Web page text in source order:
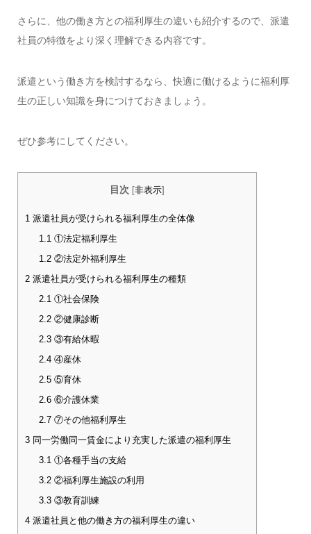
さらに、他の働き方との福利厚生の違いも紹介するので、派遣
社員の特徴をより深く理解できる内容です。
派遣という働き方を検討するなら、快適に働けるように福利厚
生の正しい知識を身につけておきましょう。
ぜひ参考にしてください。
目次 [非表示]
1 派遣社員が受けられる福利厚生の全体像
1.1 ①法定福利厚生
1.2②法定外福利厚生
2派遣社員が受けられる福利厚生の種類
2.1 ①社会保険
2.2②健康診断
2.3③有給休暇
2.4④産休
2.5⑤育休
2.6⑥介護休業
2.7⑦その他福利厚生
3同一労働同一賃金により充実した派遣の福利厚生
3.1 ①各種手当の支給
3.2②福利厚生施設の利用
3.3③教育訓練
4派遣社員と他の働き方の福利厚生の違い